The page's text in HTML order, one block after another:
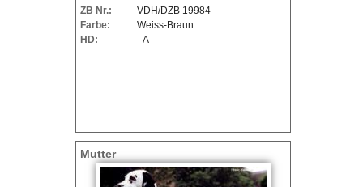
ZB Nr.:
VDH/DZB 19984
Farbe:
Weiss-Braun
HD:
- A -
Mutter